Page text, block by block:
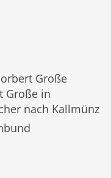
Große
Große in
nach Kallmünz